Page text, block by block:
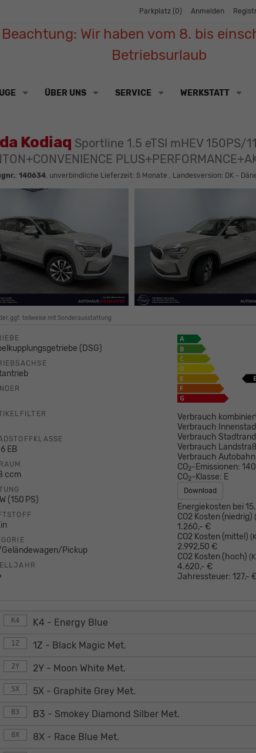
Parkplatz (0) Anmelden
Wir haben vom 8. bis
Betriebsurlaub
ÜBER UNS SERVICE WERKSTATT
Kodiaq Sportline 1.5 eTSI mHEV 150PS/
: 140634, unverbindliche Lieferzeit: 5 Monate , Landesversion: DK -
ggf. teilweise mit Sonderausstattung
(DSG)
EB
ccm
(150 PS)
Pickup
Verbrauch
Verbrauch
Verbrauch
Verbrauch
Verbrauch
CO2-Emissionen:
CO2-Klasse: E
Download
Energiekosten bei
CO2 Kosten (niedrig)
1.260,- €
CO2 Kosten (mittel)
2.992,50 €
CO2 Kosten (hoch)
4.620,- €
Jahressteuer: 127,-
K4 K4 - Energy Blue
1Z 1Z - Black Magic Met.
2Y 2Y - Moon White Met.
5X 5X - Graphite Grey Met.
B3 B3 - Smokey Diamond Silber Met.
8X 8X - Race Blue Met.